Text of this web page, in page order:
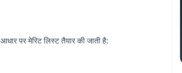
पर मेरिट लिस्ट तैयार की जाती है: